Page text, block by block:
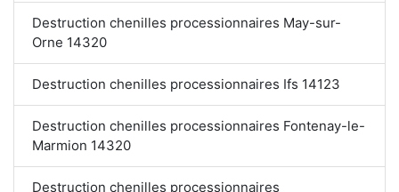
Destruction chenilles processionnaires May-sur-
Orne 14320
Destruction chenilles processionnaires Ifs 14123
Destruction chenilles processionnaires Fontenay-le-
Marmion 14320
Destruction chenilles processionnaires